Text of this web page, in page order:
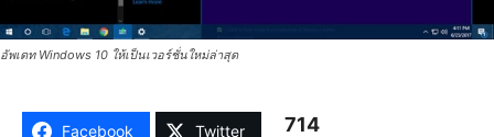
อัพเดท Windows 10 ให้เป็นเวอร์ชั่นใหม่ล่าสุด
Facebook Twitter 714